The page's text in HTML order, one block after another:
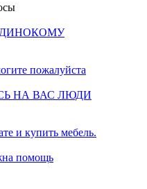
пожалуйста
НА ВАС ЛЮДИ
и купить мебель.
помощь